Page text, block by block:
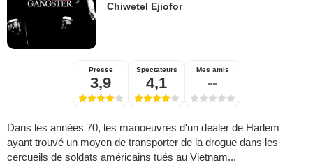
Chiwetel Ejiofor
Presse
3,9
Spectateurs
4,1
Mes amis
--
Dans les années 70, les manoeuvres d'un dealer de Harlem
ayant trouvé un moyen de transporter de la drogue dans les
cercueils de soldats américains tués au Vietnam...